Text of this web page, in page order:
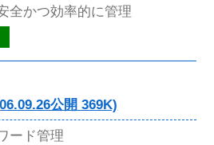
全かつ効率的に管理
公開 369K)
ード管理